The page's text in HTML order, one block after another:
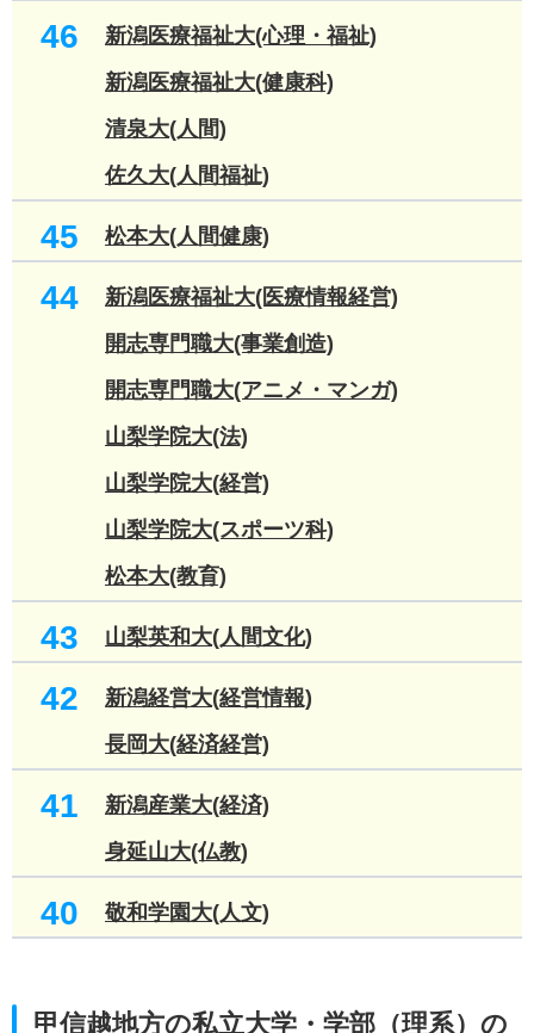
46
新潟医療福祉大(心理・福祉)
新潟医療福祉大(健康科)
清泉大(人間)
佐久大(人間福祉)
45 松本大(人間健康)
44
新潟医療福祉大(医療情報経営)
開志専門職大(事業創造)
開志専門職大(アニメ・マンガ)
山梨学院大(法)
山梨学院大(経営)
山梨学院大(スポーツ科)
松本大(教育)
43 山梨英和大(人間文化)
42
新潟経営大(経営情報)
長岡大(経済経営)
41
新潟産業大(経済)
身延山大(仏教)
40 敬和学園大(人文)
甲信越地方の私立大学・学部（理系）の